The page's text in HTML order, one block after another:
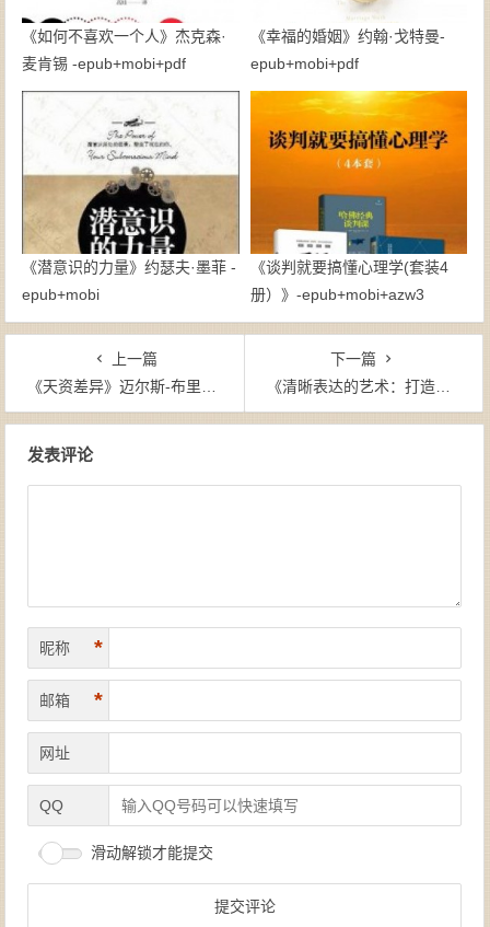
《如何不喜欢一个人》杰克森·
麦肯锡 -epub+mobi+pdf
《幸福的婚姻》约翰·戈特曼-
epub+mobi+pdf
《潜意识的力量》约瑟夫·墨菲 -
epub+mobi
《谈判就要搞懂心理学(套装4
册）》-epub+mobi+azw3
上一篇
《天资差异》迈尔斯-布里格斯-mobi+pdf
下一篇
《清晰表达的艺术：打造高效的职场沟通》多米尼克•穆特勒-epub+mobi
发表评论
昵称 *
邮箱 *
网址
QQ
滑动解锁才能提交